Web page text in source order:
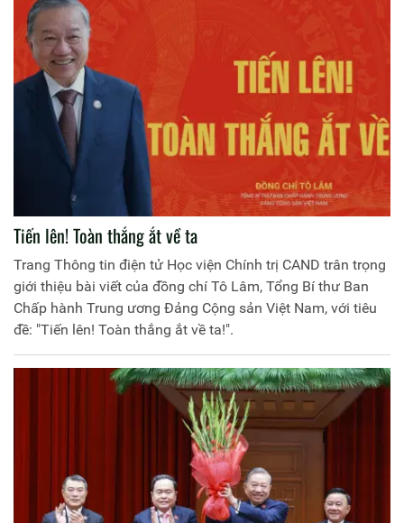
Tiến lên! Toàn thắng ắt về ta
Trang Thông tin điện tử Học viện Chính trị CAND trân trọng
giới thiệu bài viết của đồng chí Tô Lâm, Tổng Bí thư Ban
Chấp hành Trung ương Đảng Cộng sản Việt Nam, với tiêu
đề: "Tiến lên! Toàn thắng ắt về ta!".